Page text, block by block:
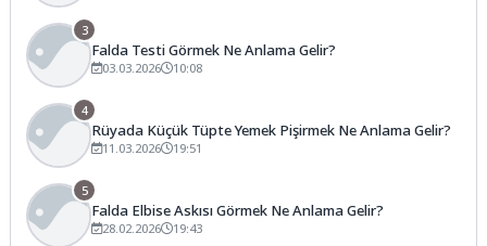
3
Falda Testi Görmek Ne Anlama Gelir?
03.03.2026 10:08
4
Rüyada Küçük Tüpte Yemek Pişirmek Ne Anlama Gelir?
11.03.2026 19:51
5
Falda Elbise Askısı Görmek Ne Anlama Gelir?
28.02.2026 19:43